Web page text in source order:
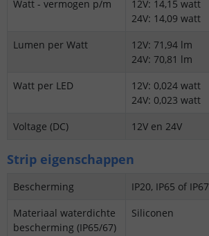
Watt - vermogen p/m
12V: 14,15 watt
24V: 14,09 watt
Lumen per Watt
12V: 71,94 lm
24V: 70,81 lm
Watt per LED
12V: 0,024 watt
24V: 0,023 watt
Voltage (DC)
12V en 24V
Strip eigenschappen
Bescherming
IP20, IP65 of IP67
Materiaal waterdichte
bescherming (IP65/67)
Siliconen